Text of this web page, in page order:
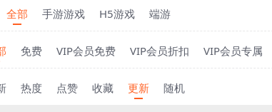
全部 手游游戏 H5游戏 端游
免费 VIP会员免费 VIP会员折扣 VIP会员专属
热度 点赞 收藏 更新 随机